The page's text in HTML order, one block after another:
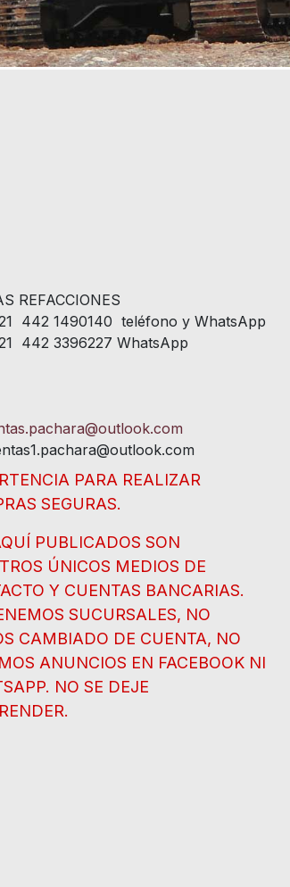
REFACCIONES
442 1490140 teléfono y WhatsApp
442 3396227 WhatsApp
PARA REALIZAR
SEGURAS.
PUBLICADOS SON
ÚNICOS MEDIOS DE
Y CUENTAS BANCARIAS.
SUCURSALES, NO
CAMBIADO DE CUENTA, NO
ANUNCIOS EN FACEBOOK NI
NO SE DEJE